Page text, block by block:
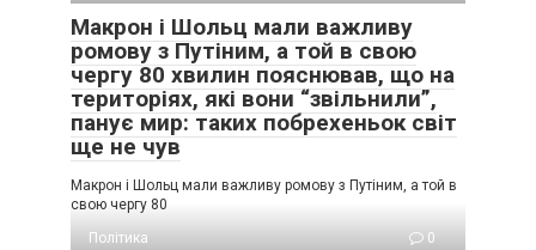
Макрон і Шольц мали важливу
ромову з Путіним, а той в свою
чергу 80 хвилин пояснював, що на
територіях, які вони “звільнили”,
панує мир: таких побрехеньок світ
ще не чув
Макрон і Шольц мали важливу ромову з Путіним, а той в
свою чергу 80
Політика
0